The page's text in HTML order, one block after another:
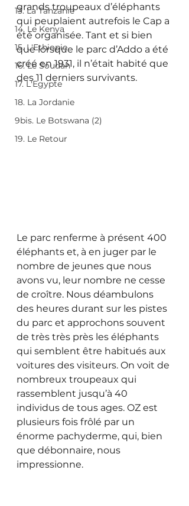
13. La Tanzanie
14. Le Kenya
15. L'Ethiopie
16. Le Soudan
17. L'Egypte
18. La Jordanie
9bis. Le Botswana (2)
19. Le Retour
grands troupeaux d’éléphants
qui peuplaient autrefois le Cap a
été organisée. Tant et si bien
que lorsque le parc d’Addo a été
créé en 1931, il n’était habité que
des 11 derniers survivants.
Le parc renferme à présent 400
éléphants et, à en juger par le
nombre de jeunes que nous
avons vu, leur nombre ne cesse
de croître. Nous déambulons
des heures durant sur les pistes
du parc et approchons souvent
de très très près les éléphants
qui semblent être habitués aux
voitures des visiteurs. On voit de
nombreux troupeaux qui
rassemblent jusqu’à 40
individus de tous ages. OZ est
plusieurs fois frôlé par un
énorme pachyderme, qui, bien
que débonnaire, nous
impressionne.